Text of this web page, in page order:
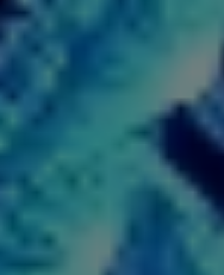
деревьев,
множества
DMX. В
есть белый цвет.